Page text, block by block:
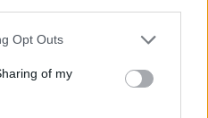
Opt Outs
of my
ο τζίρος- Στα 10
το Αρχαίο Θέατρο
του σε όλους